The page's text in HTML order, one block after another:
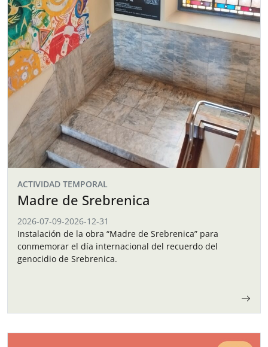
ACTIVIDAD TEMPORAL
Madre de Srebrenica
2026-07-09-2026-12-31
Instalación de la obra “Madre de Srebrenica” para
conmemorar el día internacional del recuerdo del
genocidio de Srebrenica.